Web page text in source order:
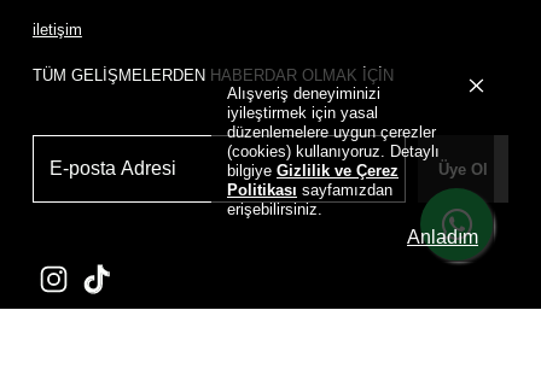
Alışveriş deneyiminizi
iyileştirmek için yasal
düzenlemelere uygun çerezler
(cookies) kullanıyoruz. Detaylı
bilgiye Gizlilik ve Çerez
Politikası sayfamızdan
erişebilirsiniz.
Anladım
iletişim
TÜM GELİŞMELERDEN HABERDAR OLMAK İÇİN
Üye Ol